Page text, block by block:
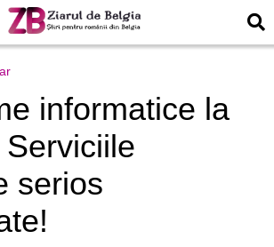
informatice la
serios